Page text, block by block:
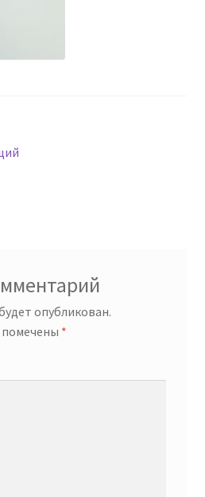
опубликован.
*